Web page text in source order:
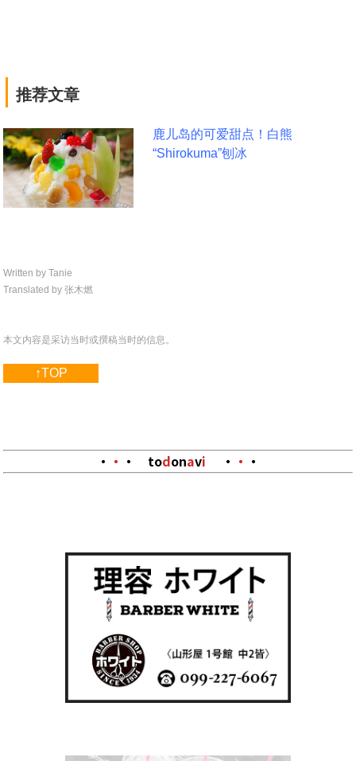
|推荐文章
鹿儿岛的可爱甜点！白熊
“Shirokuma”刨冰
Written by Tanie
Translated by 张木燃
本文内容是采访当时或撰稿当时的信息。
↑TOP
・ ・ ・ todonavi ・ ・ ・